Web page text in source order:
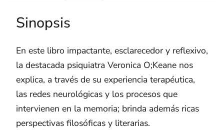
Sinopsis
En este libro impactante, esclarecedor y reflexivo,
la destacada psiquiatra Veronica O;Keane nos
explica, a través de su experiencia terapéutica,
las redes neurológicas y los procesos que
intervienen en la memoria; brinda además ricas
perspectivas filosóficas y literarias.